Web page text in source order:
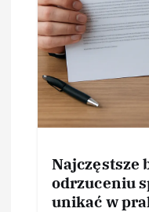
Najczęstsze
odrzuceniu
unikać w